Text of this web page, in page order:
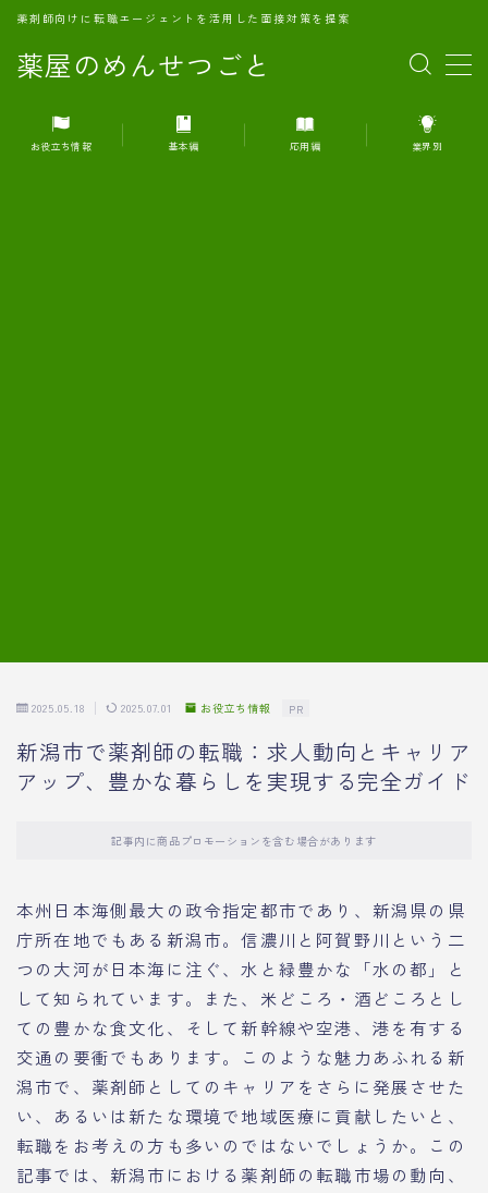
薬屋のめんせつごと
薬剤師向けに転職エージェントを活用した面接対策を提案
MENU
1.転職エージェントとは何か？
お役立ち情報 基本編 応用編 業界別
2025.05.18 2025.07.01 お役立ち情報 PR
新潟市で薬剤師の転職：求人動向とキャリア
アップ、豊かな暮らしを実現する完全ガイド
記事内に商品プロモーションを含む場合があります
本州日本海側最大の政令指定都市であり、新潟県の県
庁所在地でもある新潟市。信濃川と阿賀野川という二
つの大河が日本海に注ぐ、水と緑豊かな「水の都」と
して知られています。また、米どころ・酒どころとし
ての豊かな食文化、そして新幹線や空港、港を有する
交通の要衝でもあります。このような魅力あふれる新
潟市で、薬剤師としてのキャリアをさらに発展させた
い、あるいは新たな環境で地域医療に貢献したいと、
転職をお考えの方も多いのではないでしょうか。この
記事では、新潟市における薬剤師の転職市場の動向、